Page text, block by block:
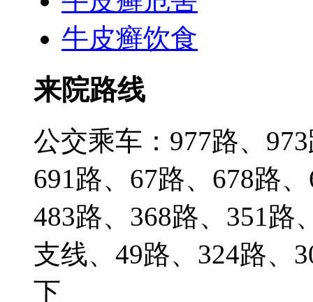
牛皮癣饮食
来院路线
公交乘车：977路、
691路、67路、678路
483路、368路、351路
支线、49路、324路、
下